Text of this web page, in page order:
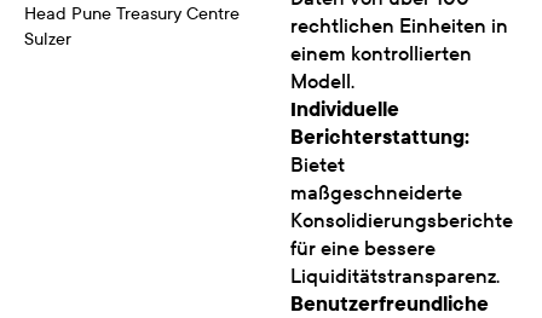
Head Pune Treasury Centre
Sulzer
rechtlichen Einheiten in
einem kontrollierten
Modell.
Individuelle
Berichterstattung:
Bietet
maßgeschneiderte
Konsolidierungsberichte
für eine bessere
Liquiditätstransparenz.
Benutzerfreundliche